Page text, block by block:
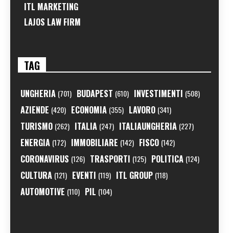
ITL MARKETING
LAJOS LAW FIRM
TAG
UNGHERIA (701) BUDAPEST (610) INVESTIMENTI (508)
AZIENDE (420) ECONOMIA (355) LAVORO (341)
TURISMO (262) ITALIA (247) ITALIAUNGHERIA (227)
ENERGIA (172) IMMOBILIARE (142) FISCO (142)
CORONAVIRUS (126) TRASPORTI (125) POLITICA (124)
CULTURA (121) EVENTI (119) ITL GROUP (118)
AUTOMOTIVE (110) PIL (104)